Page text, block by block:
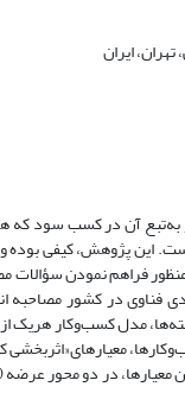
ایران
به‌تبع آن در کسب سود
این پژوهش، کیفی
به‌عنوان مدل مفهومی انتخاب شد و3
فناوی در کشور
مدل کسب‌وکار هریک
در دو محور عرضه